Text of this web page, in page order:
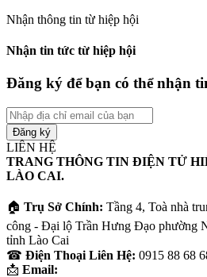
Nhận thông tin từ hiệp hội
Nhận tin tức từ hiệp hội
Đăng ký để bạn có thể nhận
Nhập
địa
chỉ
email
của
bạn
LIÊN HỆ
TRANG THÔNG TIN ĐIỆN TỬ
LÀO CAI.
🏠 Trụ Sở Chính: Tầng 4, Toà nhà
công - Đại lộ Trần Hưng Đạo phường
tỉnh Lào Cai
☎ Điện Thoại Liên Hệ: 0915 88 68
📩 Email: